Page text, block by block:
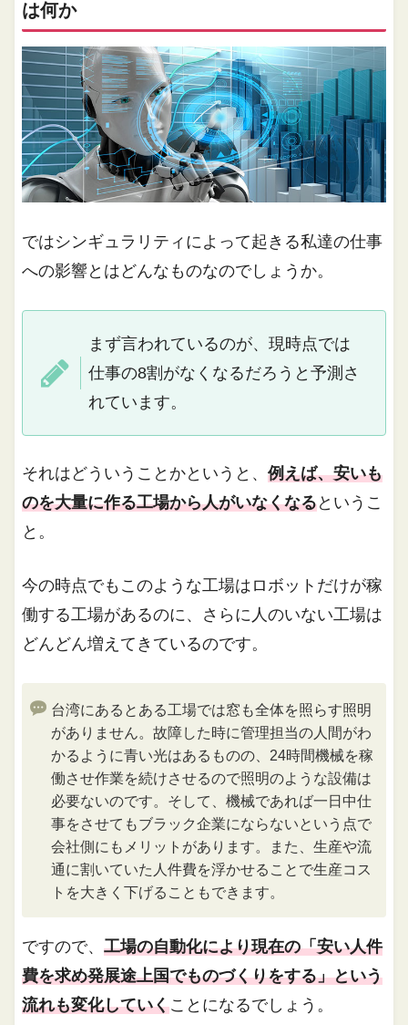
は何か
ではシンギュラリティによって起きる私達の仕事
への影響とはどんなものなのでしょうか。
まず言われているのが、現時点では
仕事の8割がなくなるだろうと予測さ
れています。
それはどういうことかというと、例えば、安いも
のを大量に作る工場から人がいなくなるというこ
と。
今の時点でもこのような工場はロボットだけが稼
働する工場があるのに、さらに人のいない工場は
どんどん増えてきているのです。
台湾にあるとある工場では窓も全体を照らす照明
がありません。故障した時に管理担当の人間がわ
かるように青い光はあるものの、24時間機械を稼
働させ作業を続けさせるので照明のような設備は
必要ないのです。そして、機械であれば一日中仕
事をさせてもブラック企業にならないという点で
会社側にもメリットがあります。また、生産や流
通に割いていた人件費を浮かせることで生産コス
トを大きく下げることもできます。
ですので、工場の自動化により現在の「安い人件
費を求め発展途上国でものづくりをする」という
流れも変化していくことになるでしょう。